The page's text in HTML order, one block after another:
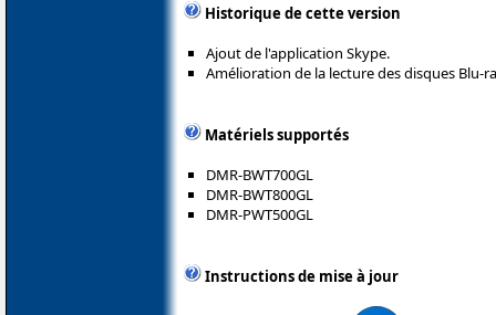
Historique de cette version
Ajout de l'application Skype.
Amélioration de la lecture des disques Blu-
Matériels supportés
DMR-BWT700GL
DMR-BWT800GL
DMR-PWT500GL
Instructions de mise à jour